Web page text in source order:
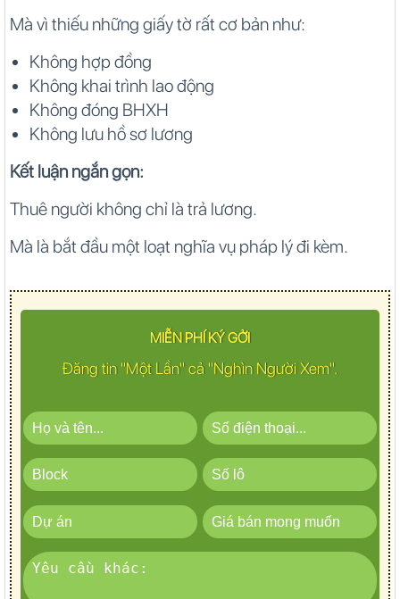
Mà vì thiếu những giấy tờ rất cơ bản như:
Không hợp đồng
Không khai trình lao động
Không đóng BHXH
Không lưu hồ sơ lương
Kết luận ngắn gọn:
Thuê người không chỉ là trả lương.
Mà là bắt đầu một loạt nghĩa vụ pháp lý đi kèm.
MIỄN PHÍ KÝ GỞI
Đăng tin "Một Lần" cả "Nghìn Người Xem".